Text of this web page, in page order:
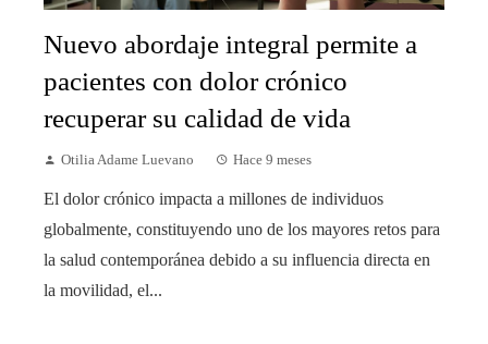
Nuevo abordaje integral permite a
pacientes con dolor crónico
recuperar su calidad de vida
Otilia Adame Luevano Hace 9 meses
El dolor crónico impacta a millones de individuos
globalmente, constituyendo uno de los mayores retos para
la salud contemporánea debido a su influencia directa en
la movilidad, el...